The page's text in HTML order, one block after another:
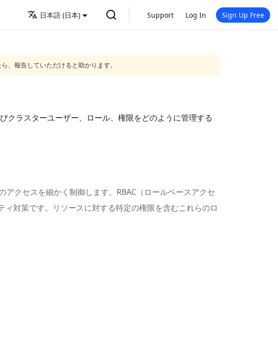
日本語 (日本) Support Log In Sign Up Free
、報告していただけると助かります。
クラスターユーザー、ロール、権限をどのように管理する
クセスを細かく制御します。RBAC（ロールベースアクセ
対策です。リソースに対する特定の権限を含むこれらのロ